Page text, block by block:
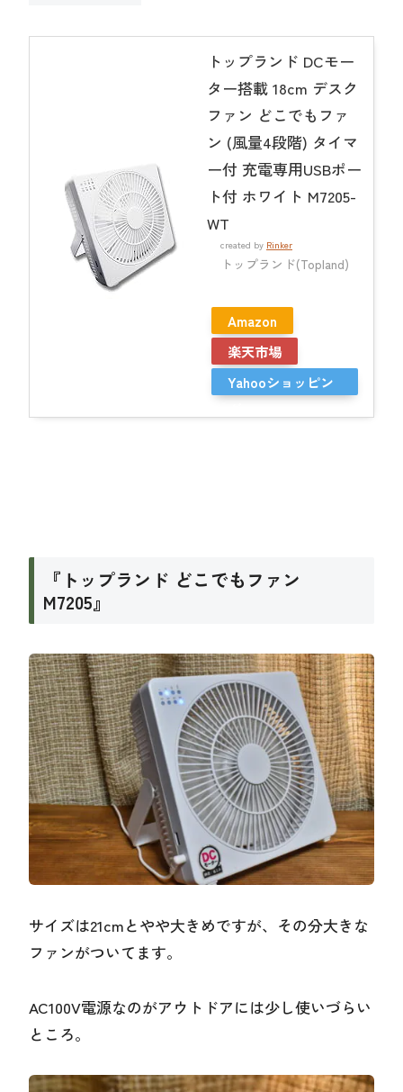
トップランド DCモー
ター搭載 18cm デスク
ファン どこでもファ
ン (風量4段階) タイマ
ー付 充電専用USBポー
ト付 ホワイト M7205-
WT
created by Rinker
トップランド(Topland)
Amazon
楽天市場
Yahooショッピン
『トップランド どこでもファン
M7205』
サイズは21cmとやや大きめですが、その分大きな
ファンがついてます。
AC100V電源なのがアウトドアには少し使いづらい
ところ。